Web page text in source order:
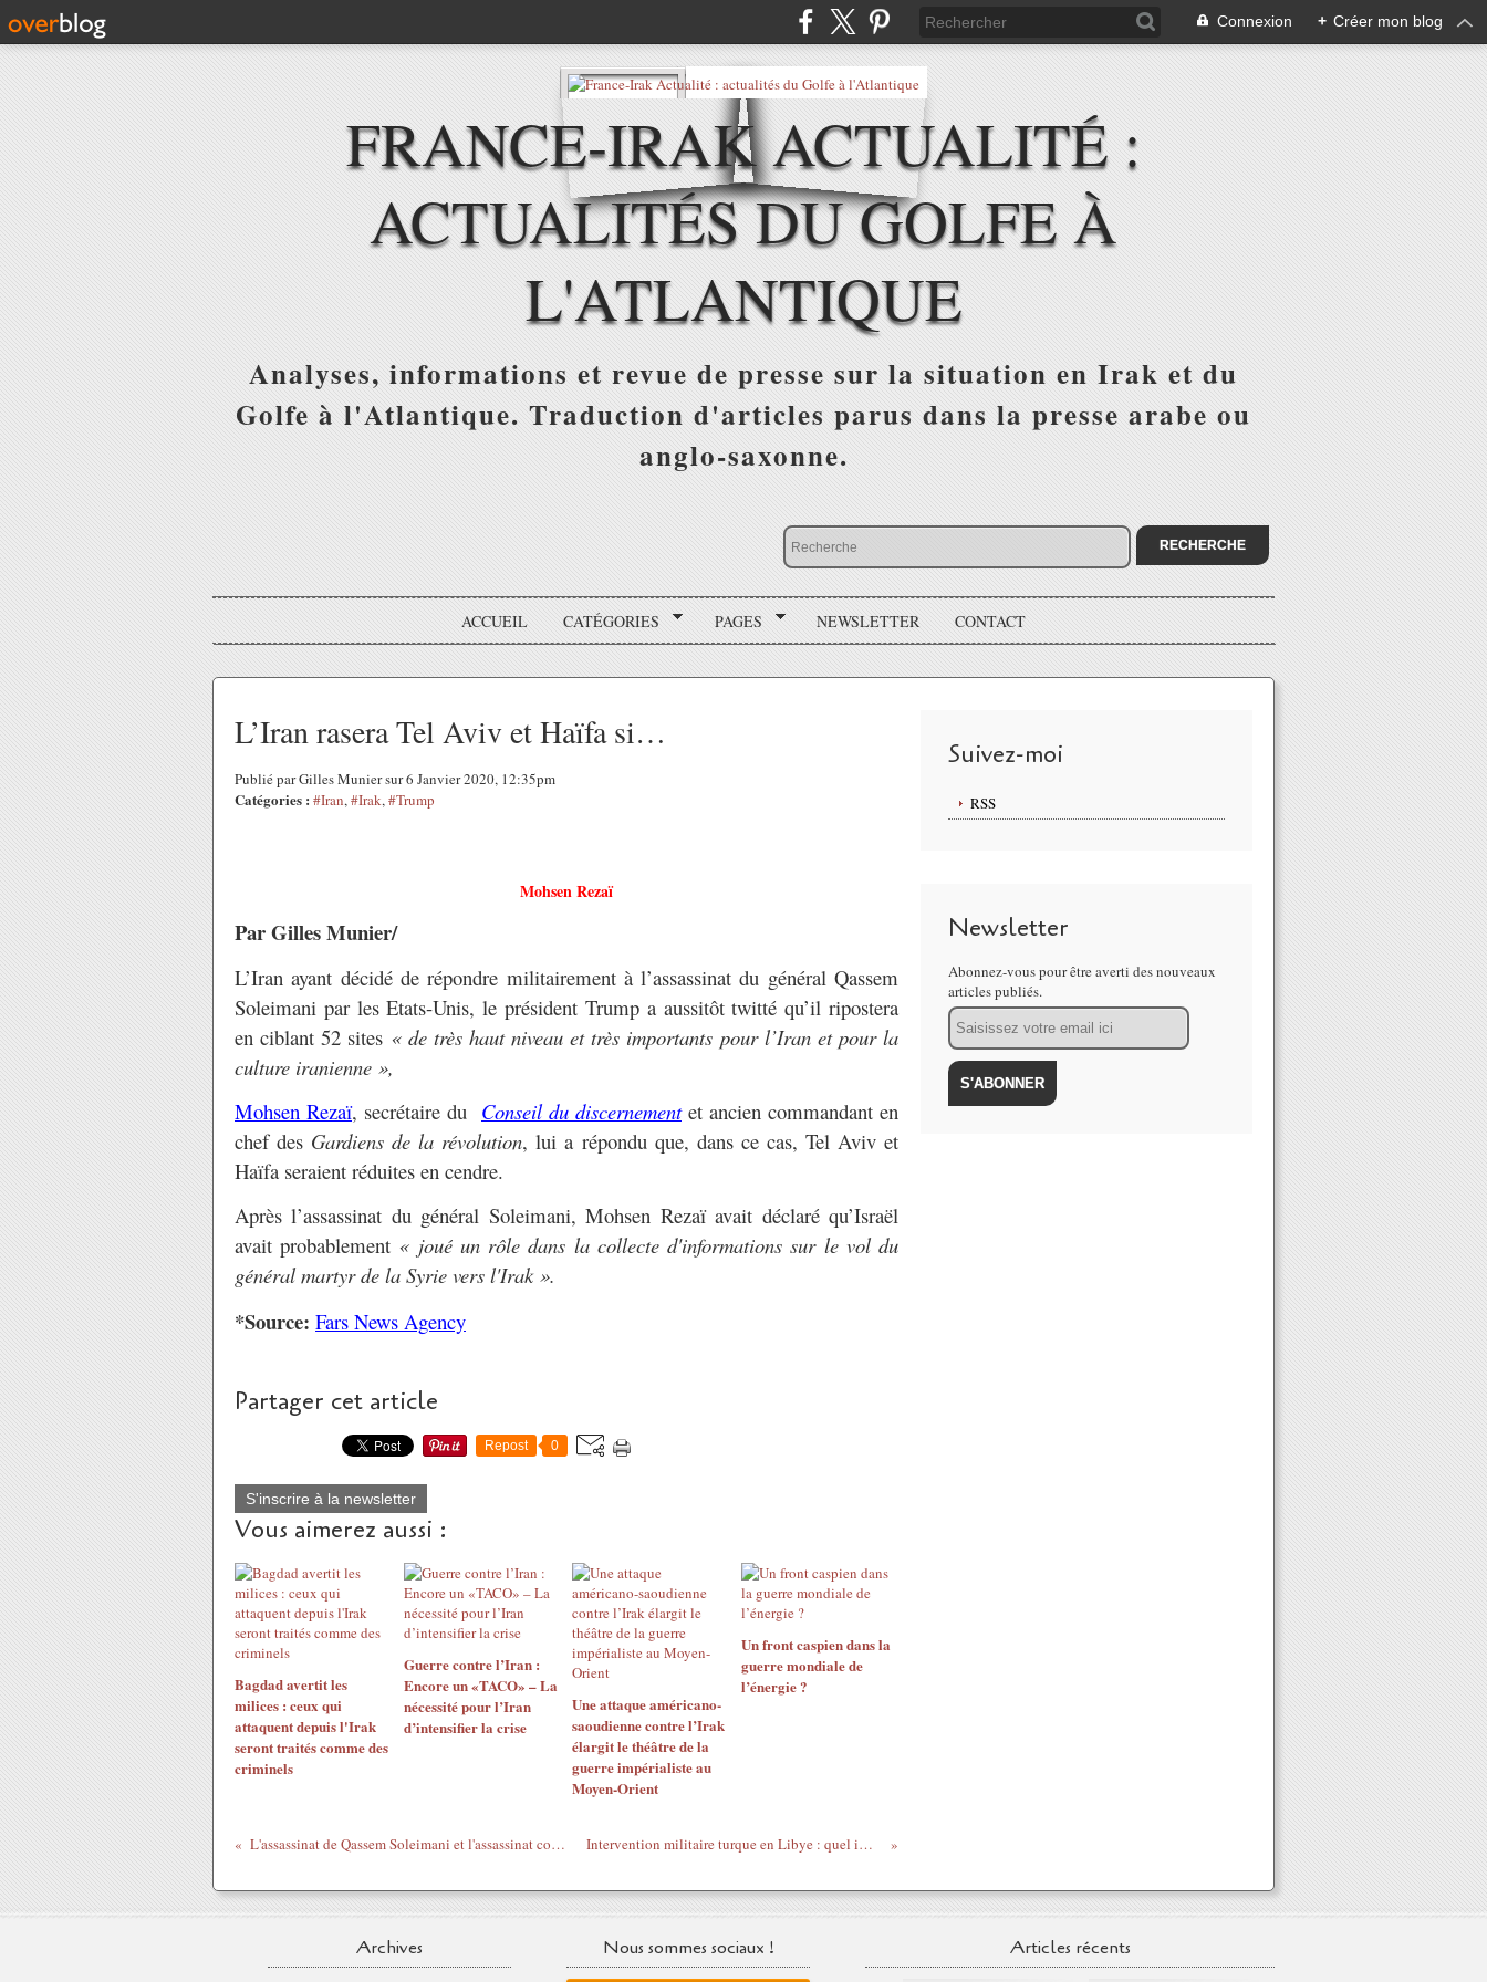
Connexion + Créer mon blog
FRANCE-IRAK ACTUALITÉ :
ACTUALITÉS DU GOLFE À
L'ATLANTIQUE
Analyses, informations et revue de presse sur la situation en Irak et du
Golfe à l'Atlantique. Traduction d'articles parus dans la presse arabe ou
anglo-saxonne.
ACCUEIL CATÉGORIES PAGES NEWSLETTER CONTACT
L’Iran rasera Tel Aviv et Haïfa si…
Publié par Gilles Munier sur 6 Janvier 2020, 12:35pm
Catégories : #Iran,#Irak,#Trump
Mohsen Rezaï
Par Gilles Munier/
L’Iran ayant décidé de répondre militairement à l’assassinat du général Qassem
Soleimani par les Etats-Unis, le président Trump a aussitôt twitté qu’il ripostera
en ciblant 52 sites « de très haut niveau et très importants pour l’Iran et pour la
culture iranienne »,
Mohsen Rezaï, secrétaire du Conseil du discernementet ancien commandant en
chef des Gardiens de la révolution, lui a répondu que, dans ce cas, Tel Aviv et
Haïfa seraient réduites en cendre.
Après l’assassinat du général Soleimani, Mohsen Rezaï avait déclaré qu’Israël
avait probablement « joué un rôle dans la collecte d'informations sur le vol du
général martyr de la Syrie vers l'Irak ».
*Source: Fars News Agency
Partager cet article
Repost 0
S'inscrire à la newsletter
Vous aimerez aussi :
Bagdad avertit les
milices : ceux qui
attaquent depuis l'Irak
seront traités comme des
criminels
Guerre contre l’Iran :
Encore un «TACO» – La
nécessité pour l’Iran
d’intensifier la crise
Une attaque américano-
saoudienne contre l’Irak
élargit le théâtre de la
guerre impérialiste au
Moyen-Orient
Un front caspien dans la
guerre mondiale de
l’énergie ?
L'assassinat de Qassem Soleimani et l'assassinat comme politique d’État Intervention militaire turque en Libye : quel impact sur l’Algérie ?
Suivez-moi
RSS
Newsletter
Abonnez-vous pour être averti des nouveaux
articles publiés.
Email
Archives Nous sommes sociaux ! Articles récents